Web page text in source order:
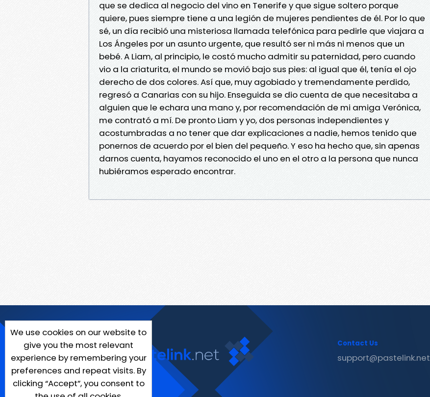
que se dedica al negocio del vino en Tenerife y que sigue soltero porque
quiere, pues siempre tiene a una legión de mujeres pendientes de él. Por lo que
sé, un día recibió una misteriosa llamada telefónica para pedirle que viajara a
Los Ángeles por un asunto urgente, que resultó ser ni más ni menos que un
bebé. A Liam, al principio, le costó mucho admitir su paternidad, pero cuando
vio a la criaturita, el mundo se movió bajo sus pies: al igual que él, tenía el ojo
derecho de dos colores. Así que, muy agobiado y tremendamente perdido,
regresó a Canarias con su hijo. Enseguida se dio cuenta de que necesitaba a
alguien que le echara una mano y, por recomendación de mi amiga Verónica,
me contrató a mí. De pronto Liam y yo, dos personas independientes y
acostumbradas a no tener que dar explicaciones a nadie, hemos tenido que
ponernos de acuerdo por el bien del pequeño. Y eso ha hecho que, sin apenas
darnos cuenta, hayamos reconocido el uno en el otro a la persona que nunca
hubiéramos esperado encontrar.
We use cookies on our website to
give you the most relevant
experience by remembering your
preferences and repeat visits. By
clicking “Accept”, you consent to
Contact Us
support@pastelink.net